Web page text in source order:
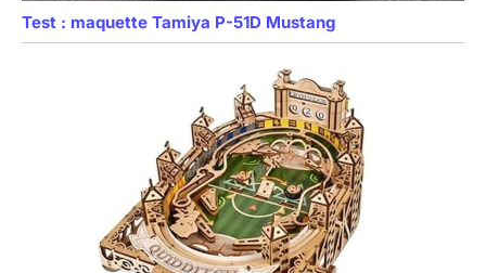
Test : maquette Tamiya P-51D Mustang